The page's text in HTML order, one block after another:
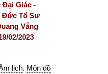
Đại Giác -
Đức Tổ Sư
Vắng
02/2023
lịch. Môn đồ